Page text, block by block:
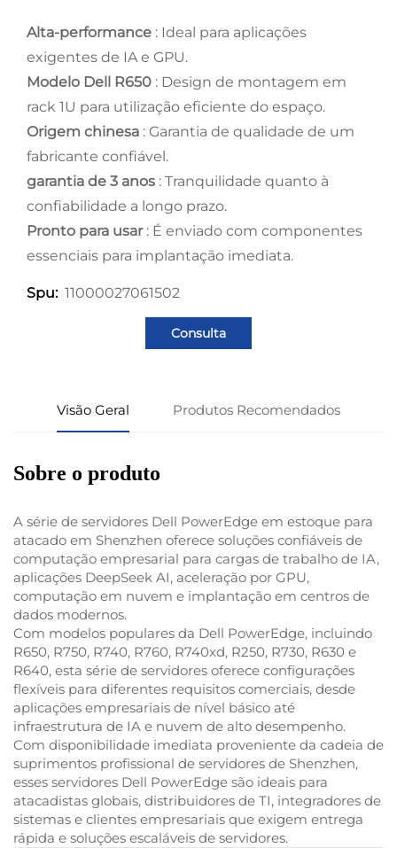
Alta-performance : Ideal para aplicações
exigentes de IA e GPU.
Modelo Dell R650 : Design de montagem em
rack 1U para utilização eficiente do espaço.
Origem chinesa : Garantia de qualidade de um
fabricante confiável.
garantia de 3 anos : Tranquilidade quanto à
confiabilidade a longo prazo.
Pronto para usar : É enviado com componentes
essenciais para implantação imediata.
Spu: 11000027061502
Consulta
Visão Geral Produtos Recomendados
Sobre o produto
A série de servidores Dell PowerEdge em estoque para
atacado em Shenzhen oferece soluções confiáveis de
computação empresarial para cargas de trabalho de IA,
aplicações DeepSeek AI, aceleração por GPU,
computação em nuvem e implantação em centros de
dados modernos.
Com modelos populares da Dell PowerEdge, incluindo
R650, R750, R740, R760, R740xd, R250, R730, R630 e
R640, esta série de servidores oferece configurações
flexíveis para diferentes requisitos comerciais, desde
aplicações empresariais de nível básico até
infraestrutura de IA e nuvem de alto desempenho.
Com disponibilidade imediata proveniente da cadeia de
suprimentos profissional de servidores de Shenzhen,
esses servidores Dell PowerEdge são ideais para
atacadistas globais, distribuidores de TI, integradores de
sistemas e clientes empresariais que exigem entrega
rápida e soluções escaláveis de servidores.